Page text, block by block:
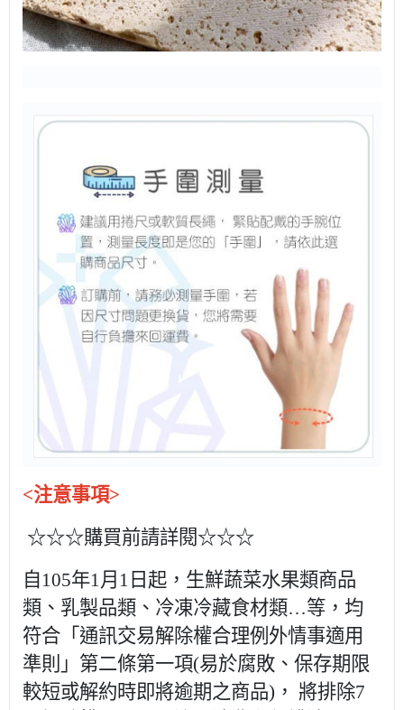
<注意事項>
☆☆☆購買前請詳閱☆☆☆
自105年1月1日起，生鮮蔬菜水果類商品
類、乳製品類、冷凍冷藏食材類…等，均
符合「通訊交易解除權合理例外情事適用
準則」第二條第一項(易於腐敗、保存期限
較短或解約時即將逾期之商品)， 將排除7